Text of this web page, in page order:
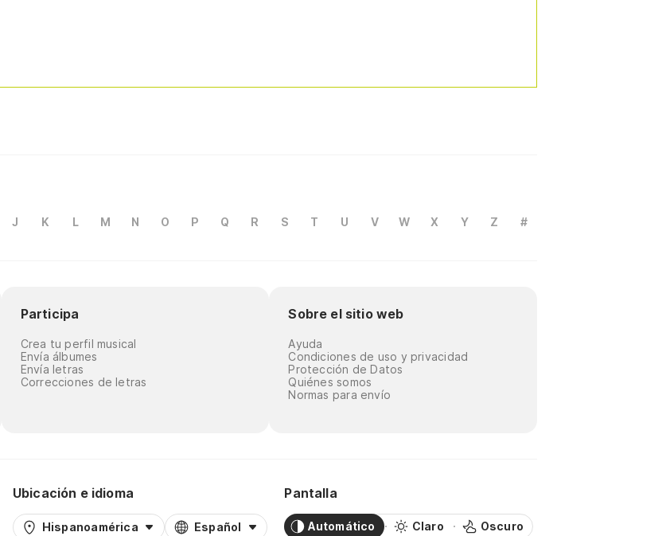
J K L M N O P Q R S T U V W X Y Z #
Participa
Crea tu perfil musical
Envía álbumes
Envía letras
Correcciones de letras
Sobre el sitio web
Ayuda
Condiciones de uso y privacidad
Protección de Datos
Quiénes somos
Normas para envío
Ubicación e idioma
Hispanoamérica Español
Pantalla
Automático Claro Oscuro